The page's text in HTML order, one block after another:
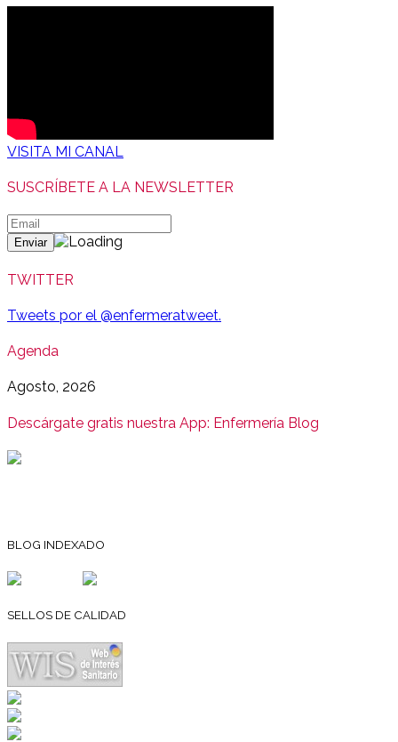
VISITA MI CANAL
SUSCRÍBETE A LA NEWSLETTER
TWITTER
Tweets por el @enfermeratweet.
Agenda
Agosto, 2026
Descárgate gratis nuestra App: Enfermería Blog
BLOG INDEXADO
SELLOS DE CALIDAD